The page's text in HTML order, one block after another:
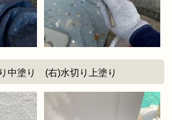
中塗り (右)水切り上塗り